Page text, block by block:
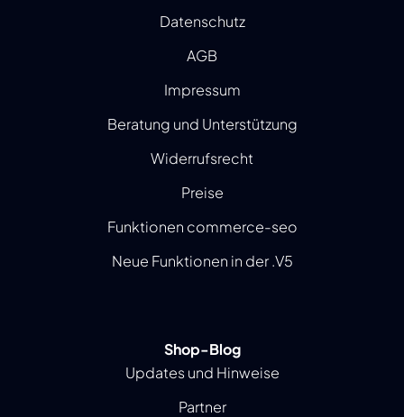
Datenschutz
AGB
Impressum
Beratung und Unterstützung
Widerrufsrecht
Preise
Funktionen commerce-seo
Neue Funktionen in der .V5
Shop-Blog
Updates und Hinweise
Partner